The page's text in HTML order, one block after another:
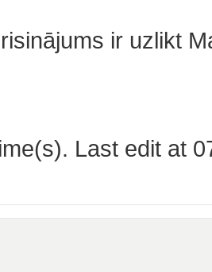
ir uzlikt
Last edit at